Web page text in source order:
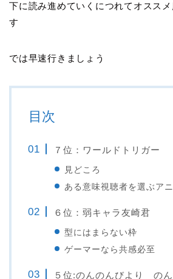
下に読み進めていくにつれてオスス
す
では早速行きましょう
目次
７位：ワールドトリガー
見どころ
ある意味視聴者を選ぶア
６位：弱キャラ友崎君
型にはまらない枠
ゲーマーなら共感必至
５位:のんのんびより の